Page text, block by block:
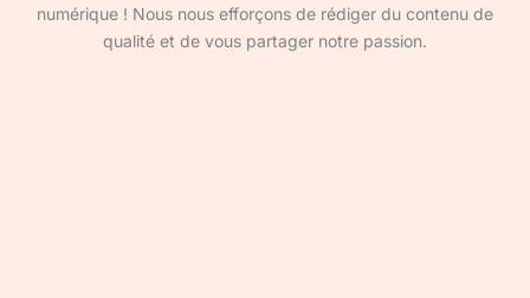
numérique ! Nous nous efforçons de rédiger du contenu de
qualité et de vous partager notre passion.